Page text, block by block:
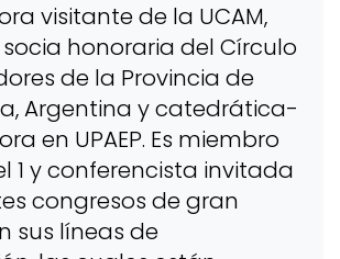
visitante de la UCAM,
socia honoraria del Círculo
de la Provincia de
Argentina y catedrática-
en UPAEP. Es miembro
1 y conferencista invitada
congresos de gran
sus líneas de